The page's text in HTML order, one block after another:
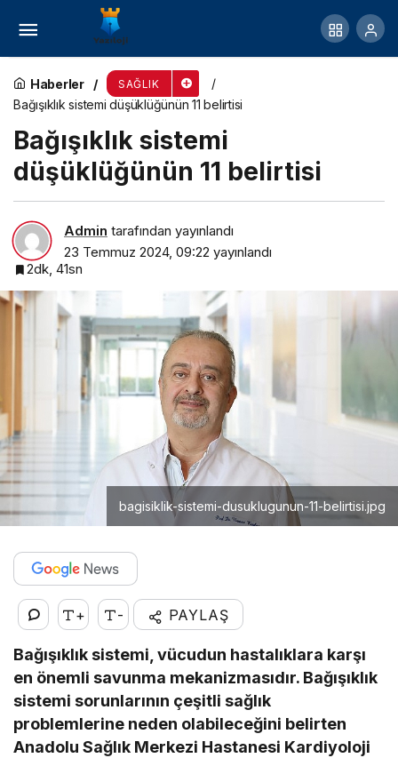
Haberler SAĞLIK
Bağışıklık sistemi düşüklüğünün 11 belirtisi
Bağışıklık sistemi
düşüklüğünün 11 belirtisi
Admin tarafından yayınlandı
23 Temmuz 2024, 09:22 yayınlandı
2dk, 41sn
bagisiklik-sistemi-dusuklugunun-11-belirtisi.jpg
+ - PAYLAŞ
Bağışıklık sistemi, vücudun hastalıklara karşı
en önemli savunma mekanizmasıdır. Bağışıklık
sistemi sorunlarının çeşitli sağlık
problemlerine neden olabileceğini belirten
Anadolu Sağlık Merkezi Hastanesi Kardiyoloji
Horlayan da Dinleyen de Risk Altında